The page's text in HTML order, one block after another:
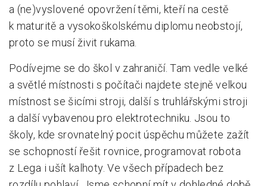
a (ne)vyslovené opovržení těmi, kteří na cestě
k maturitě a vysokoškolskému diplomu neobstojí,
proto se musí živit rukama.
Podívejme se do škol v zahraničí. Tam vedle velké
a světlé místnosti s počítači najdete stejně velkou
místnost se šicími stroji, další s truhlářskými stroji
a další vybavenou pro elektrotechniku. Jsou to
školy, kde srovnatelný pocit úspěchu můžete zažít
se schopností řešit rovnice, programovat robota
z Lega i ušít kalhoty. Ve všech případech bez